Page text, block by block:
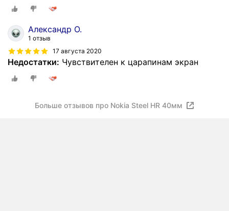
Александр О.
1 отзыв
17 августа 2020
Недостатки: Чувствителен к царапинам экран
Больше отзывов про Nokia Steel HR 40мм